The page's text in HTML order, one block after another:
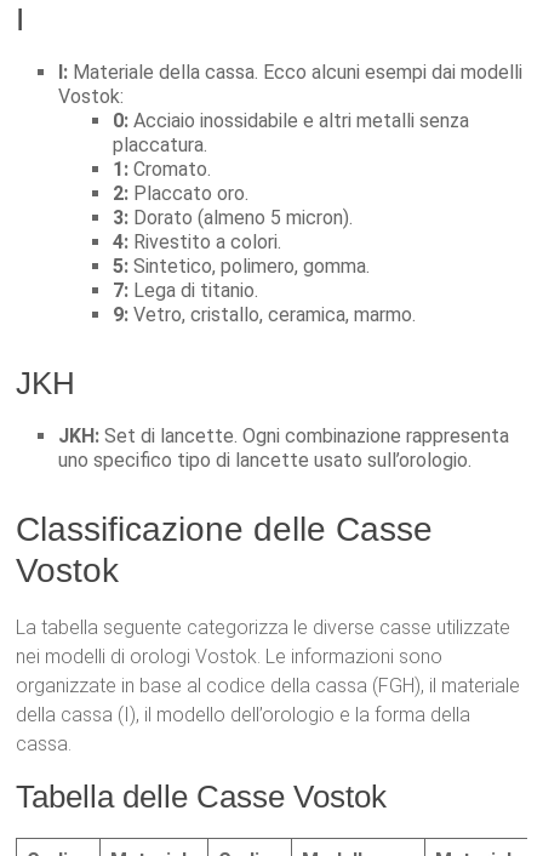
I
I: Materiale della cassa. Ecco alcuni esempi dai modelli
Vostok:
0: Acciaio inossidabile e altri metalli senza
placcatura.
1: Cromato.
2: Placcato oro.
3: Dorato (almeno 5 micron).
4: Rivestito a colori.
5: Sintetico, polimero, gomma.
7: Lega di titanio.
9: Vetro, cristallo, ceramica, marmo.
JKH
JKH: Set di lancette. Ogni combinazione rappresenta
uno specifico tipo di lancette usato sull’orologio.
Classificazione delle Casse
Vostok
La tabella seguente categorizza le diverse casse utilizzate
nei modelli di orologi Vostok. Le informazioni sono
organizzate in base al codice della cassa (FGH), il materiale
della cassa (I), il modello dell’orologio e la forma della
cassa.
Tabella delle Casse Vostok